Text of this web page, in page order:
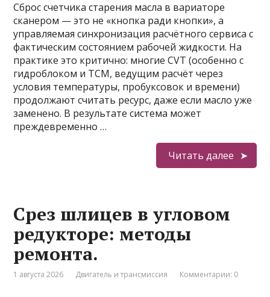
Сброс счетчика старения масла в вариаторе
сканером — это не «кнопка ради кнопки», а
управляемая синхронизация расчётного сервиса с
фактическим состоянием рабочей жидкости. На
практике это критично: многие CVT (особенно с
гидроблоком и ТСМ, ведущим расчёт через
условия температуры, пробуксовок и времени)
продолжают считать ресурс, даже если масло уже
заменено. В результате система может
преждевременно …
Читать далее
Срез шлицев в угловом
редукторе: методы
ремонта.
1 августа 2026 Двигатель и трансмиссия Комментарии: 0